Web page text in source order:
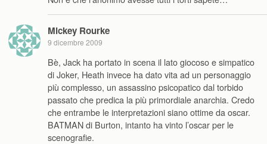
Mickey Rourke
9 dicembre 2009
Bè, Jack ha portato in scena il lato giocoso e simpatico
di Joker, Heath invece ha dato vita ad un personaggio
più complesso, un assassino psicopatico dal torbido
passato che predica la più primordiale anarchia. Credo
che entrambe le interpretazioni siano ottime da oscar.
BATMAN di Burton, intanto ha vinto l’oscar per le
scenografie.